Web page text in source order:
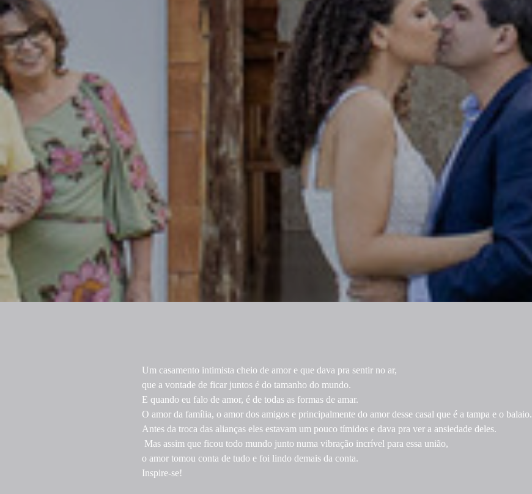
Um casamento intimista cheio de amor e que dava pra sentir no ar,
que a vontade de ficar juntos é do tamanho do mundo.
E quando eu falo de amor, é de todas as formas de amar.
O amor da família, o amor dos amigos e principalmente do amor desse casal que é a tampa e o balaio.
Antes da troca das alianças eles estavam um pouco tímidos e dava pra ver a ansiedade deles.
Mas assim que ficou todo mundo junto numa vibração incrível para essa união,
o amor tomou conta de tudo e foi lindo demais da conta.
Inspire-se!